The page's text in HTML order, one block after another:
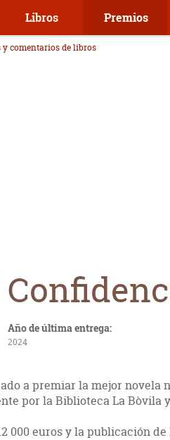
Libros Premios
y comentarios de libros
Año de última entrega:
2024
a premiar la mejor novela
por la Biblioteca La Bòvila
000 euros y la publicación